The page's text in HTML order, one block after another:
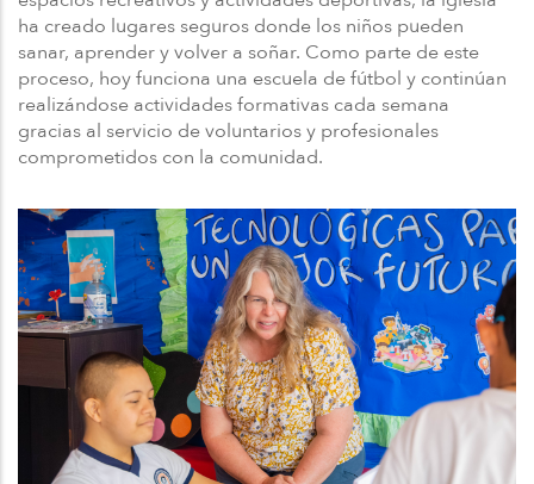
ha creado lugares seguros donde los niños pueden
sanar, aprender y volver a soñar. Como parte de este
proceso, hoy funciona una escuela de fútbol y continúan
realizándose actividades formativas cada semana
gracias al servicio de voluntarios y profesionales
comprometidos con la comunidad.